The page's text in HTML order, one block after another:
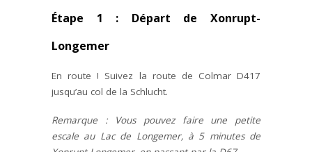
Étape 1 : Départ de Xonrupt-
Longemer
En route ! Suivez la route de Colmar D417
jusqu’au col de la Schlucht.
Remarque : Vous pouvez faire une petite
escale au Lac de Longemer, à 5 minutes de